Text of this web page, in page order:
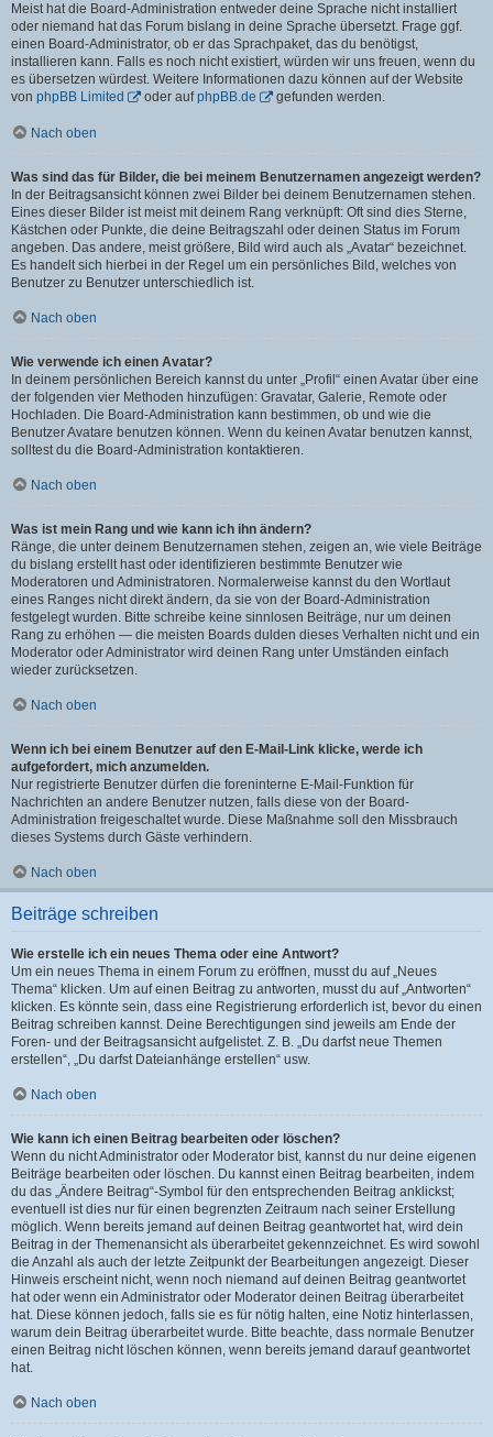
Meist hat die Board-Administration entweder deine Sprache nicht installiert
oder niemand hat das Forum bislang in deine Sprache übersetzt. Frage ggf.
einen Board-Administrator, ob er das Sprachpaket, das du benötigst,
installieren kann. Falls es noch nicht existiert, würden wir uns freuen, wenn du
es übersetzen würdest. Weitere Informationen dazu können auf der Website
von phpBB Limited oder aufphpBB.de gefunden werden.
Nach oben
Was sind das für Bilder, die bei meinem Benutzernamen angezeigt werden?
In der Beitragsansicht können zwei Bilder bei deinem Benutzernamen stehen.
Eines dieser Bilder ist meist mit deinem Rang verknüpft: Oft sind dies Sterne,
Kästchen oder Punkte, die deine Beitragszahl oder deinen Status im Forum
angeben. Das andere, meist größere, Bild wird auch als „Avatar“ bezeichnet.
Es handelt sich hierbei in der Regel um ein persönliches Bild, welches von
Benutzer zu Benutzer unterschiedlich ist.
Nach oben
Wie verwende ich einen Avatar?
In deinem persönlichen Bereich kannst du unter „Profil“ einen Avatar über eine
der folgenden vier Methoden hinzufügen: Gravatar, Galerie, Remote oder
Hochladen. Die Board-Administration kann bestimmen, ob und wie die
Benutzer Avatare benutzen können. Wenn du keinen Avatar benutzen kannst,
solltest du die Board-Administration kontaktieren.
Nach oben
Was ist mein Rang und wie kann ich ihn ändern?
Ränge, die unter deinem Benutzernamen stehen, zeigen an, wie viele Beiträge
du bislang erstellt hast oder identifizieren bestimmte Benutzer wie
Moderatoren und Administratoren. Normalerweise kannst du den Wortlaut
eines Ranges nicht direkt ändern, da sie von der Board-Administration
festgelegt wurden. Bitte schreibe keine sinnlosen Beiträge, nur um deinen
Rang zu erhöhen — die meisten Boards dulden dieses Verhalten nicht und ein
Moderator oder Administrator wird deinen Rang unter Umständen einfach
wieder zurücksetzen.
Nach oben
Wenn ich bei einem Benutzer auf den E-Mail-Link klicke, werde ich
aufgefordert, mich anzumelden.
Nur registrierte Benutzer dürfen die foreninterne E-Mail-Funktion für
Nachrichten an andere Benutzer nutzen, falls diese von der Board-
Administration freigeschaltet wurde. Diese Maßnahme soll den Missbrauch
dieses Systems durch Gäste verhindern.
Nach oben
Beiträge schreiben
Wie erstelle ich ein neues Thema oder eine Antwort?
Um ein neues Thema in einem Forum zu eröffnen, musst du auf „Neues
Thema“ klicken. Um auf einen Beitrag zu antworten, musst du auf „Antworten“
klicken. Es könnte sein, dass eine Registrierung erforderlich ist, bevor du einen
Beitrag schreiben kannst. Deine Berechtigungen sind jeweils am Ende der
Foren- und der Beitragsansicht aufgelistet. Z. B. „Du darfst neue Themen
erstellen“, „Du darfst Dateianhänge erstellen“ usw.
Nach oben
Wie kann ich einen Beitrag bearbeiten oder löschen?
Wenn du nicht Administrator oder Moderator bist, kannst du nur deine eigenen
Beiträge bearbeiten oder löschen. Du kannst einen Beitrag bearbeiten, indem
du das „Ändere Beitrag“-Symbol für den entsprechenden Beitrag anklickst;
eventuell ist dies nur für einen begrenzten Zeitraum nach seiner Erstellung
möglich. Wenn bereits jemand auf deinen Beitrag geantwortet hat, wird dein
Beitrag in der Themenansicht als überarbeitet gekennzeichnet. Es wird sowohl
die Anzahl als auch der letzte Zeitpunkt der Bearbeitungen angezeigt. Dieser
Hinweis erscheint nicht, wenn noch niemand auf deinen Beitrag geantwortet
hat oder wenn ein Administrator oder Moderator deinen Beitrag überarbeitet
hat. Diese können jedoch, falls sie es für nötig halten, eine Notiz hinterlassen,
warum dein Beitrag überarbeitet wurde. Bitte beachte, dass normale Benutzer
einen Beitrag nicht löschen können, wenn bereits jemand darauf geantwortet
hat.
Nach oben